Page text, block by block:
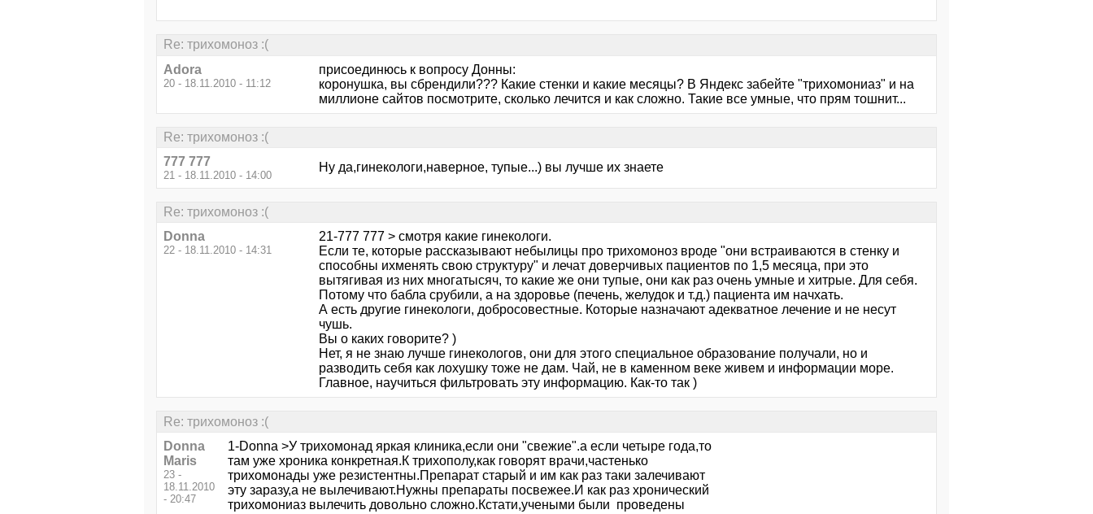
Re: трихомоноз :(
Adora
20 - 18.11.2010 - 11:12
присоединюсь к вопросу Донны:
коронушка, вы сбрендили??? Какие стенки и какие месяцы? В Яндекс забейте "трихомониаз" и на
миллионе сайтов посмотрите, сколько лечится и как сложно. Такие все умные, что прям тошнит...
Re: трихомоноз :(
777 777
21 - 18.11.2010 - 14:00
Ну да,гинекологи,наверное, тупые...) вы лучше их знаете
Re: трихомоноз :(
Donna
22 - 18.11.2010 - 14:31
21-777 777 > смотря какие гинекологи.
Если те, которые рассказывают небылицы про трихомоноз вроде "они встраиваются в стенку и
способны ихменять свою структуру" и лечат доверчивых пациентов по 1,5 месяца, при это
вытягивая из них многатысяч, то какие же они тупые, они как раз очень умные и хитрые. Для себя.
Потому что бабла срубили, а на здоровье (печень, желудок и т.д.) пациента им начхать.
А есть другие гинекологи, добросовестные. Которые назначают адекватное лечение и не несут
чушь.
Вы о каких говорите? )
Нет, я не знаю лучше гинекологов, они для этого специальное образование получали, но и
разводить себя как лохушку тоже не дам. Чай, не в каменном веке живем и информации море.
Главное, научиться фильтровать эту информацию. Как-то так )
Re: трихомоноз :(
Donna
Maris
23 -
18.11.2010
- 20:47
1-Donna >У трихомонад яркая клиника,если они "свежие".а если четыре года,то
там уже хроника конкретная.К трихополу,как говорят врачи,частенько
трихомонады уже резистентны.Препарат старый и им как раз таки залечивают
эту заразу,а не вылечивают.Нужны препараты посвежее.И как раз хронический
трихомониаз вылечить довольно сложно.Кстати,учеными были проведены